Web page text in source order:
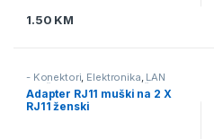
1.50 KM
- Konektori, Elektronika, LAN
mreža & telefonska mreža
Adapter RJ11 muški na 2 X
RJ11 ženski